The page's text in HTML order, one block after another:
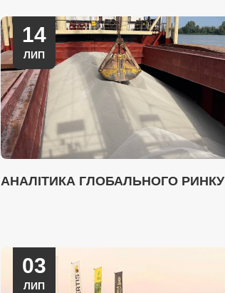
14
ЛИП
АНАЛІТИКА ГЛОБАЛЬНОГО РИНКУ
03
ЛИП